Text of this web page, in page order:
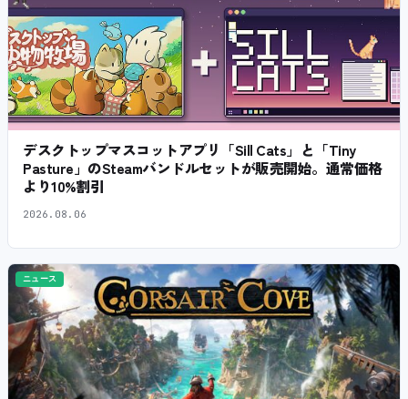
デスクトップマスコットアプリ「Sill Cats」と「Tiny
Pasture」のSteamバンドルセットが販売開始。通常価格
より10%割引
2026.08.06
ニュース